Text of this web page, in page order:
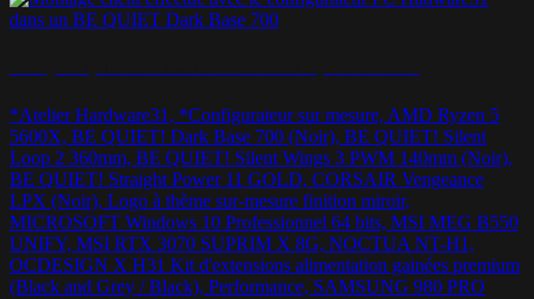
*Atelier Hardware31, *Configurateur sur mesure, AMD Ryzen 5
5600X, BE QUIET! Dark Base 700 (Noir), BE QUIET! Silent
Loop 2 360mm, BE QUIET! Silent Wings 3 PWM 140mm (Noir),
BE QUIET! Straight Power 11 GOLD, CORSAIR Vengeance
LPX (Noir), Logo à thème sur-mesure finition miroir,
MICROSOFT Windows 10 Professionnel 64 bits, MSI MEG B550
UNIFY, MSI RTX 3070 SUPRIM X 8G, NOCTUA NT-H1,
OCDESIGN X H31 Kit d'extensions alimentation gainées premium
(Black and Grey / Black), Performance, SAMSUNG 980 PRO